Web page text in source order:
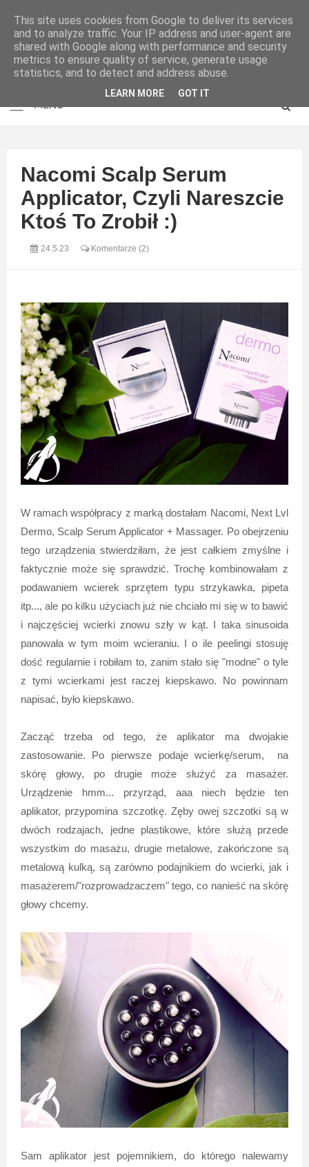
Nacomi Scalp Serum
Applicator, Czyli Nareszcie
Ktoś To Zrobił :)
24.5.23 Komentarze (2)
W ramach współpracy z marką dostałam Nacomi, Next Lvl
Dermo, Scalp Serum Applicator + Massager. Po obejrzeniu
tego urządzenia stwierdziłam, że jest całkiem zmyślne i
faktycznie może się sprawdzić. Trochę kombinowałam z
podawaniem wcierek sprzętem typu strzykawka, pipeta
itp..., ale po kilku użyciach już nie chciało mi się w to bawić
i najczęściej wcierki znowu szły w kąt. I taka sinusoida
panowała w tym moim wcieraniu. I o ile peelingi stosuję
dość regularnie i robiłam to, zanim stało się "modne" o tyle
z tymi wcierkami jest raczej kiepskawo. No powinnam
napisać, było kiepskawo.
Zacząć trzeba od tego, że aplikator ma dwojakie
zastosowanie. Po pierwsze podaje wcierkę/serum, na
skórę głowy, po drugie może służyć za masażer.
Urządzenie hmm... przyrząd, aaa niech będzie ten
aplikator, przypomina szczotkę. Zęby owej szczotki są w
dwóch rodzajach, jedne plastikowe, które służą przede
wszystkim do masażu, drugie metalowe, zakończone są
metalową kulką, są zarówno podajnikiem do wcierki, jak i
masażerem/"rozprowadzaczem" tego, co nanieść na skórę
głowy chcemy.
Sam aplikator jest pojemnikiem, do którego nalewamy
This site uses cookies from Google to deliver its services
and to analyze traffic. Your IP address and user-agent are
shared with Google along with performance and security
metrics to ensure quality of service, generate usage
statistics, and to detect and address abuse.
LEARN MORE GOT IT